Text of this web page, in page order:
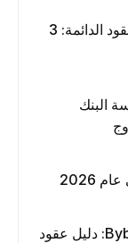
xStocks مقابل عقود الفروقات مقابل العقود الدائمة: 3
كيفية تداول MOONSHOTUSDT على Bybit: دليل عقود